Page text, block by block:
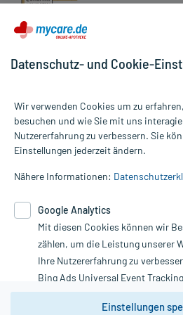
Alle Preise gelten inkl. MwSt., ggf. zzgl.
Informationen auf dieser Website
die Untersuchung und Behandlung
Therapien eingeleitet werden können. |
Google Analytics. Lesen Sie bitte
unserer Datenschutzerklärung. Für
nutzen Sie das Formular:
Vertrag widerrufen
Datenschutz- und Cookie-
Wir verwenden Cookies um zu
besuchen und wie Sie mit uns
Nutzererfahrung zu verbessern. Sie
Einstellungen jederzeit ändern.
Nähere Informationen:
Google Analytics
Mit diesen Cookies können wir
zählen, um die Leistung unserer
Ihre Nutzererfahrung zu
Bing Ads Universal Event
Youtube-Social Plugin).
Einstellungen